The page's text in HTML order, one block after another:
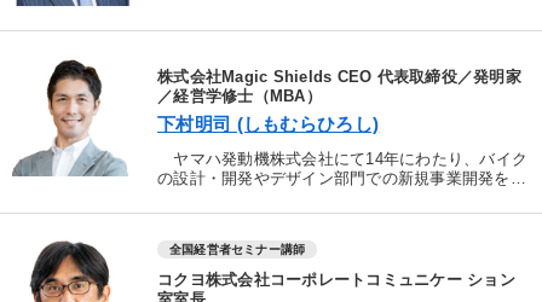
フォード大学でＭＢＡを取得。ベイン・アンド・カ
株式会社Magic Shields CEO 代表取締役／発明家
／経営学修士（MBA）
下村明司 (しもむらひろし)
ヤマハ発動機株式会社にて14年にわたり、バイク
の設計・開発やデザイン部門での新規事業開発を行
プライベートでもさまざまな「人を守る」発明活動
全国経営者セミナー講師
コクヨ株式会社コーポレートコミュニケー ション